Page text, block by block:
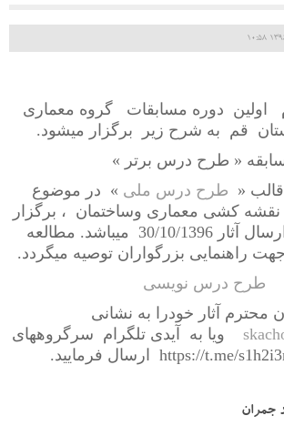
اولین دوره مسابقات گروه معماری
قم به شرح زیر برگزار میشود.
« طرح درس برتر »
« طرح درس ملی » در موضوع
کشی معماری وساختمان ، برگزار
میشود. مهلت ارسال آثار 30/10/1396 میباشد. مطالعه
راهنمایی بزرگواران توصیه میگردد.
طرح درس نویسی
محترم آثار خودرا به نشانی
ویا به آیدی تلگرام سرگروههای
https://t.me/ ارسال فرمایید.
جمران